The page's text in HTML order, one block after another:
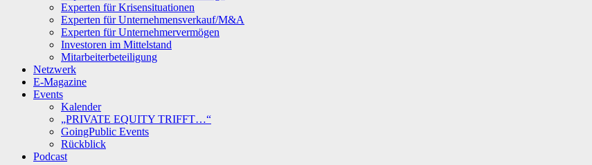
Experten für Krisensituationen
Experten für Unternehmensverkauf/M&A
Experten für Unternehmervermögen
Investoren im Mittelstand
Mitarbeiterbeteiligung
Netzwerk
E-Magazine
Events
Kalender
„PRIVATE EQUITY TRIFFT…“
GoingPublic Events
Rückblick
Podcast